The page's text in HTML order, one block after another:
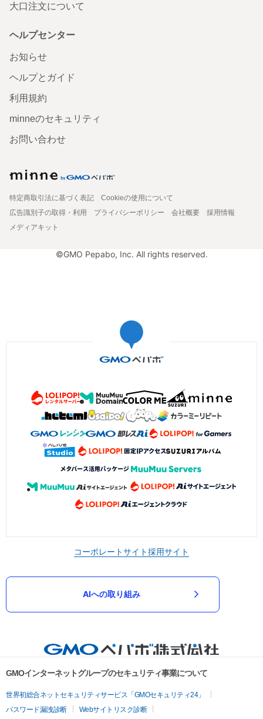
大口注文について
ヘルプセンター
お知らせ
ヘルプとガイド
利用規約
minneのセキュリティ
お問い合わせ
特定商取引法に基づく表記
Cookieの使用について
広告識別子の取得・利用
プライバシーポリシー 会社概要
採用情報
メディアキット
©GMO Pepabo, Inc. All rights reserved.
コーポレートサイト採用サイト
AIへの取り組み
GMOインターネットグループのセキュリティ事業について
世界初総合ネットセキュリティサービス「GMOセキュリティ24」
パスワード漏洩診断
Webサイトリスク診断